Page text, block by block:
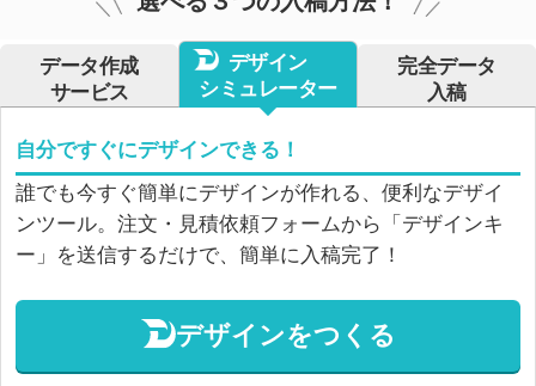
データ作成
サービス
デザイン
シミュレーター
完全データ
入稿
自分ですぐにデザインできる！
誰でも今すぐ簡単にデザインが作れる、便利なデザイ
ンツール。注文・見積依頼フォームから「デザインキ
ー」を送信するだけで、簡単に入稿完了！
デザインをつくる